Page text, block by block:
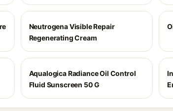
Neutrogena Visible Repair
Regenerating Cream
Aqualogica Radiance Oil Control
Fluid Sunscreen 50 G